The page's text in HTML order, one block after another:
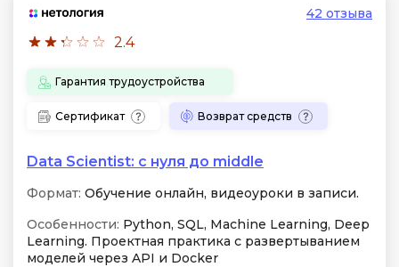
2.4
42 отзыва
Гарантия трудоустройства
Сертификат Возврат средств
Data Scientist: с нуля до middle
Формат: Обучение онлайн, видеоуроки в записи.
Особенности: Python, SQL, Machine Learning, Deep
Learning. Проектная практика с развертыванием
моделей через API и Docker